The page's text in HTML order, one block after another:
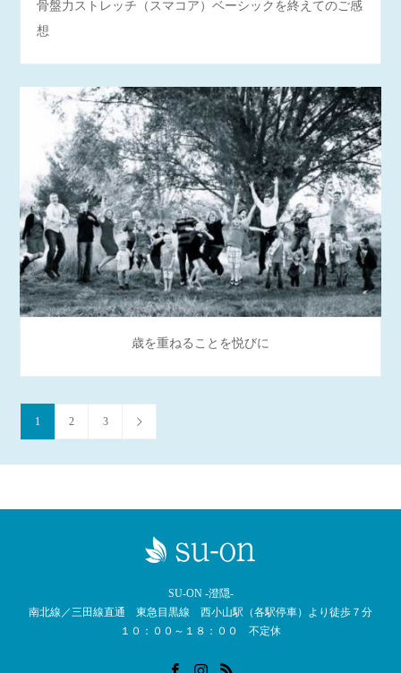
骨盤力ストレッチ（スマコア）ベーシックを終えてのご感
想
歳を重ねることを悦びに
1 2 3
SU-ON -澄隠-
南北線／三田線直通 東急目黒線 西小山駅（各駅停車）より徒歩７分
１０：００～１８：００ 不定休